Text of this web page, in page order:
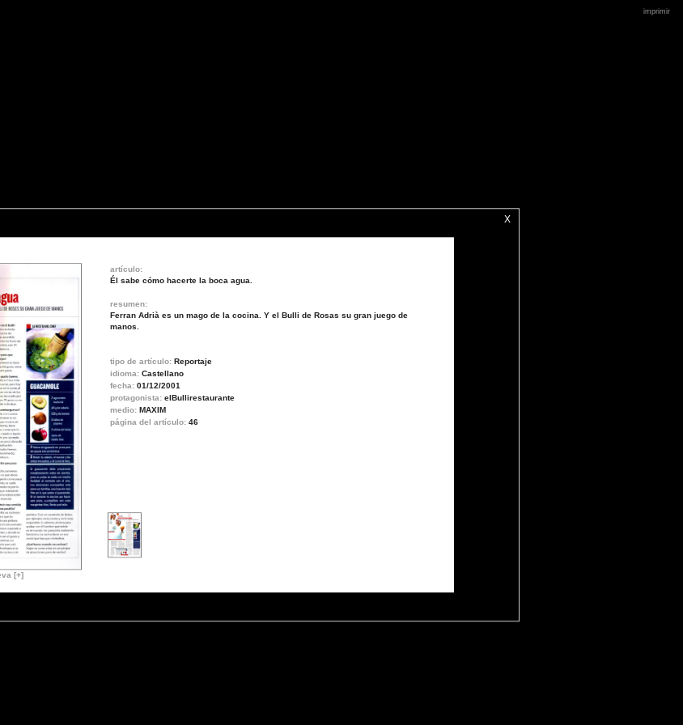
imprimir
X
artículo:
Él sabe cómo hacerte la boca agua.
resumen:
Ferran Adrià es un mago de la cocina. Y el Bulli de Rosas su gran juego de
manos.
tipo de artículo: Reportaje
idioma: Castellano
fecha: 01/12/2001
protagonista: elBullirestaurante
medio: MAXIM
página del artículo: 46
[+]